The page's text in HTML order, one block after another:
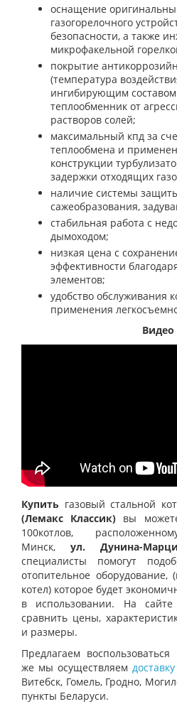
оснащение
газогорелочного
безопасности, а также
микрофакельной
покрытие
(температура
ингибирующим
теплообменник от
растворов солей;
максимальный кпд за
теплообмена и
конструкции
задержки отходящих
наличие системы
сажеобразования,
стабильная работа с
дымоходом;
низкая цена с
эффективности
элементов;
удобство обслуживания
применения
Видео
Купить газовый стальной
(Лемакс Классик) вы
100котлов,
Минск, ул. Дунина-
специалисты помогут
отопительное оборудование,
котел) которое будет
в использовании. На
сравнить цены,
и размеры.
Предлагаем воспользоваться
же мы осуществляем доставку
Витебск, Гомель, Гродно,
пункты Беларуси.